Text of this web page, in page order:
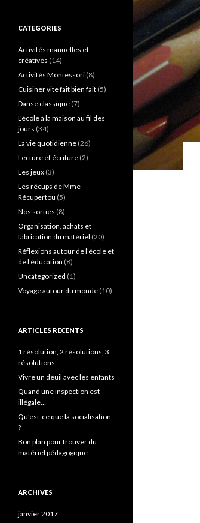
e
c
h
e
:
CATÉGORIES
Activités manuelles et
créatives (14)
Activités Montessori (8)
Cuisiner vite fait bien fait (5)
Danse classique (7)
L'école à la maison au fil des
jours (34)
La vie quotidienne (26)
Lecture et écriture (2)
Les jeux (3)
Les récups de Mme
Récupertou (5)
Nos sorties (8)
Organisation, achats et
fabrication du matériel (20)
Réflexions autour de l'école et
de l'éducation (8)
Uncategorized (1)
Voyage autour du monde (10)
ARTICLES RÉCENTS
1 résolution, 2 résolutions, 3
résolutions
Vivre un deuil avec les enfants
Quand une inspection est
illégale…
Qu’est-ce que la socialisation
?
Bon plan pour trouver du
matériel pédagogique
ARCHIVES
janvier 2017